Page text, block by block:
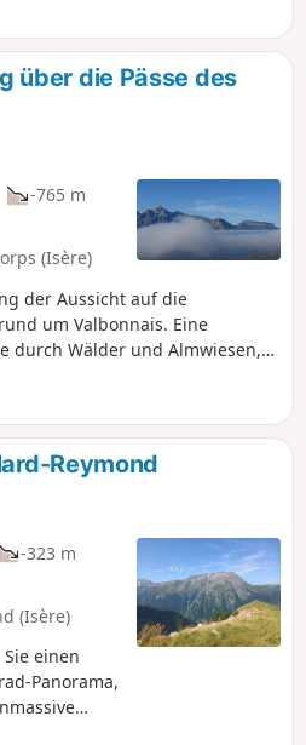
über die Pässe des
-765 m
(Isère)
der Aussicht auf die
um Valbonnais. Eine
durch Wälder und Almwiesen,
Reymond
-323 m
(Isère)
einen
Panorama,